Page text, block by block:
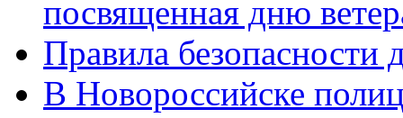
посвященная дню
Правила безопасности
В Новороссийске